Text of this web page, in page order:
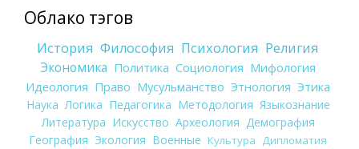
Облако тэгов
История Философия Психология Религия
Экономика Политика Социология Мифология
Идеология Право Мусульманство Этнология Этика
Наука Логика Педагогика Методология Языкознание
Литература Искусство Археология Демография
География Экология Военные Культура
Дипломатия